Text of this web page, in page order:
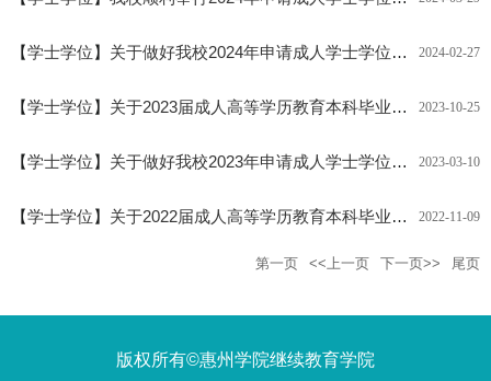
【学士学位】 关于做好我校2024年申请成人学士学位广东高校联盟外语水平考试报名工作的通知 2024-02-27
【学士学位】 关于2023届成人高等学历教育本科毕业生申请学士学位的通知 2023-10-25
【学士学位】 关于做好我校2023年申请成人学士学位广东高校联盟外语水平考试报名工作的通知 2023-03-10
【学士学位】 关于2022届成人高等学历教育本科毕业生申请学士学位的通知 2022-11-09
第一页 <<上一页 下一页>> 尾页
版权所有©惠州学院继续教育学院